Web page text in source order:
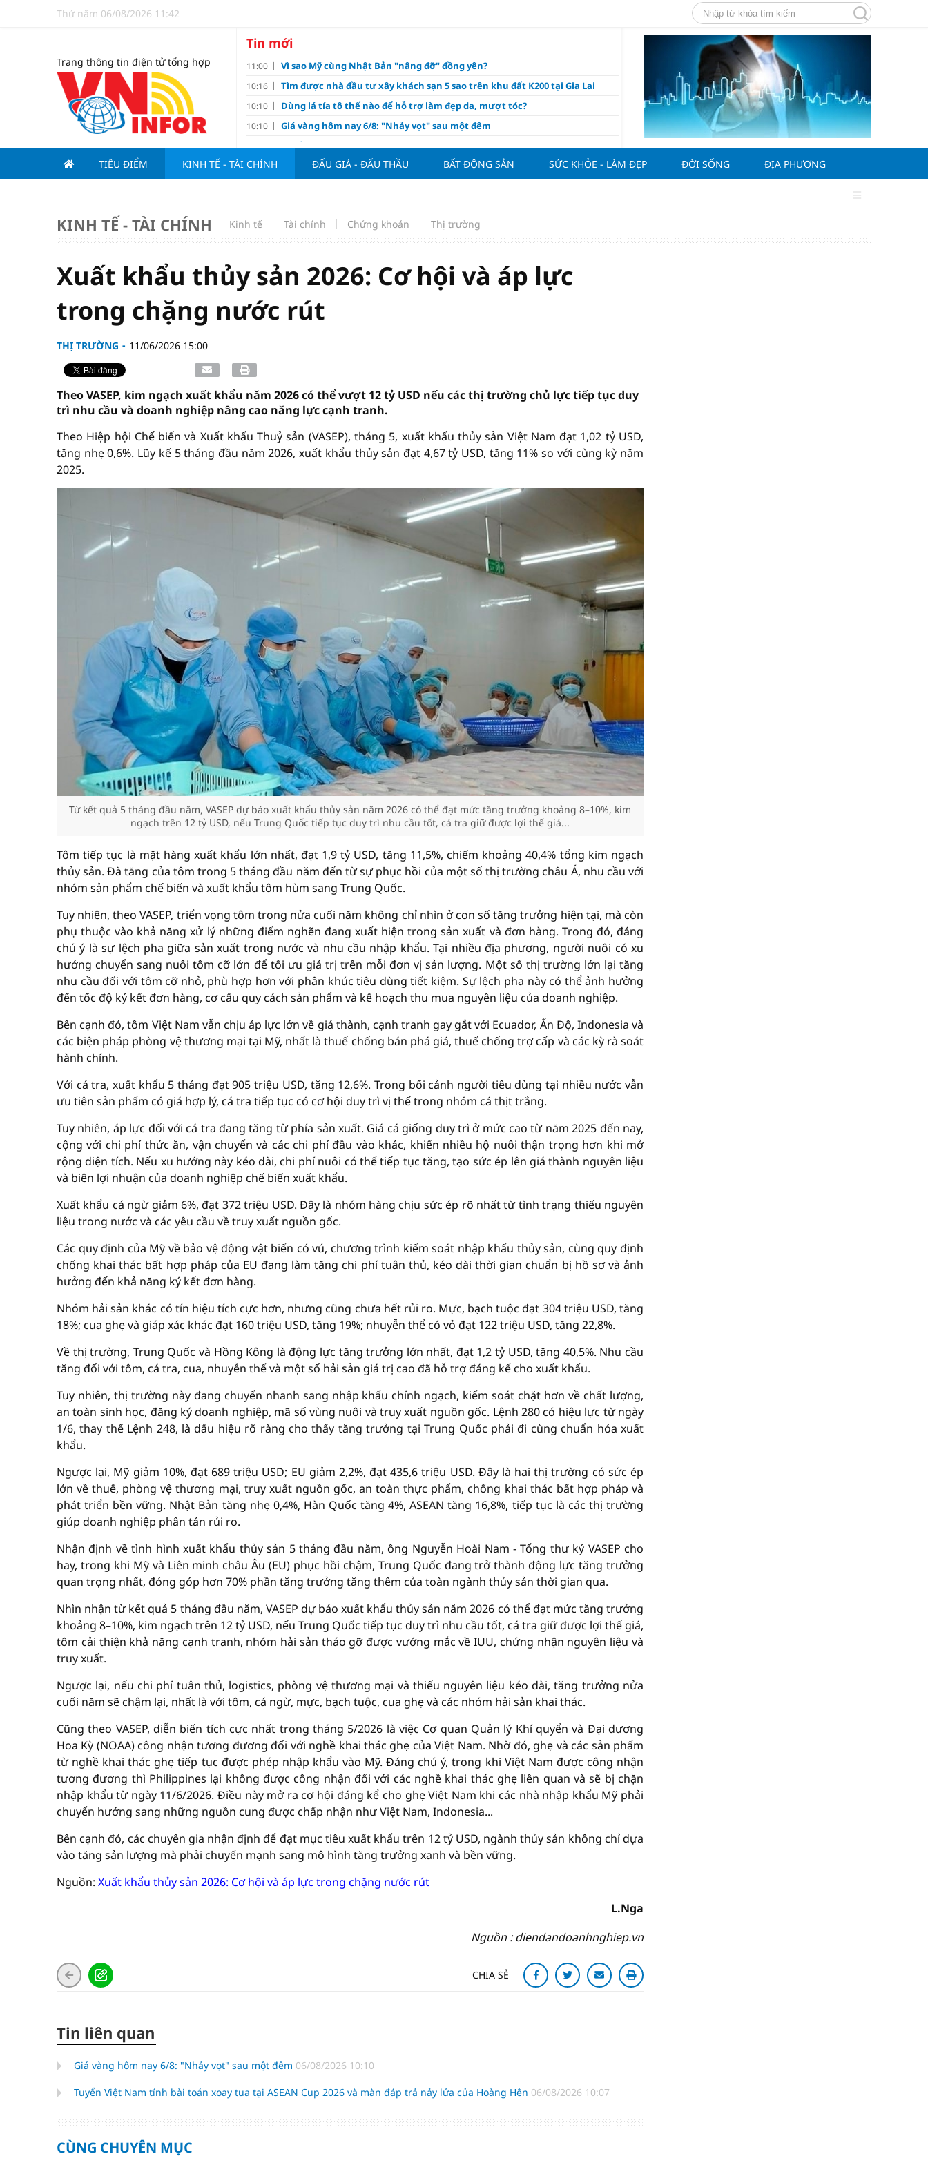
Thứ năm 06/08/2026 11:42
Trang thông tin điện tử tổng hợp
Tin mới
11:00 Vì sao Mỹ cùng Nhật Bản "nâng đỡ" đồng yên?
10:16 Tìm được nhà đầu tư xây khách sạn 5 sao trên khu đất K200 tại Gia Lai
10:10 Dùng lá tía tô thế nào để hỗ trợ làm đẹp da, mượt tóc?
10:10 Giá vàng hôm nay 6/8: "Nhảy vọt" sau một đêm
10:07
Tuyển Việt Nam tính bài toán xoay tua tại ASEAN Cup 2026 và màn đáp trả
nảy lửa của Hoàng Hên
09:15 Đề xuất đưa kim cương vào ngành nghề kinh doanh có điều kiện như vàng
07:15 Kim cương giảm giá sập sàn, chấp nhận lỗ nặng vẫn khó thoát hàng
07:00 Tiến độ giải ngân đầu tư công - xung lực cho tăng trưởng
cảm êm đẹp
TIÊU ĐIỂM KINH TẾ - TÀI CHÍNH ĐẤU GIÁ - ĐẤU THẦU BẤT ĐỘNG SẢN SỨC KHỎE - LÀM ĐẸP ĐỜI SỐNG ĐỊA PHƯƠNG
KINH TẾ - TÀI CHÍNH Kinh tế Tài chính Chứng khoán Thị trường
Xuất khẩu thủy sản 2026: Cơ hội và áp lực
trong chặng nước rút
THỊ TRƯỜNG 11/06/2026 15:00
Theo VASEP, kim ngạch xuất khẩu năm 2026 có thể vượt 12 tỷ USD nếu các thị trường chủ lực tiếp tục duy
trì nhu cầu và doanh nghiệp nâng cao năng lực cạnh tranh.
Theo Hiệp hội Chế biến và Xuất khẩu Thuỷ sản (VASEP), tháng 5, xuất khẩu thủy sản Việt Nam đạt 1,02 tỷ USD,
tăng nhẹ 0,6%. Lũy kế 5 tháng đầu năm 2026, xuất khẩu thủy sản đạt 4,67 tỷ USD, tăng 11% so với cùng kỳ năm
2025.
Từ kết quả 5 tháng đầu năm, VASEP dự báo xuất khẩu thủy sản năm 2026 có thể đạt mức tăng trưởng khoảng 8–10%, kim
ngạch trên 12 tỷ USD, nếu Trung Quốc tiếp tục duy trì nhu cầu tốt, cá tra giữ được lợi thế giá...
Tôm tiếp tục là mặt hàng xuất khẩu lớn nhất, đạt 1,9 tỷ USD, tăng 11,5%, chiếm khoảng 40,4% tổng kim ngạch
thủy sản. Đà tăng của tôm trong 5 tháng đầu năm đến từ sự phục hồi của một số thị trường châu Á, nhu cầu với
nhóm sản phẩm chế biến và xuất khẩu tôm hùm sang Trung Quốc.
Tuy nhiên, theo VASEP, triển vọng tôm trong nửa cuối năm không chỉ nhìn ở con số tăng trưởng hiện tại, mà còn
phụ thuộc vào khả năng xử lý những điểm nghẽn đang xuất hiện trong sản xuất và đơn hàng. Trong đó, đáng
chú ý là sự lệch pha giữa sản xuất trong nước và nhu cầu nhập khẩu. Tại nhiều địa phương, người nuôi có xu
hướng chuyển sang nuôi tôm cỡ lớn để tối ưu giá trị trên mỗi đơn vị sản lượng. Một số thị trường lớn lại tăng
nhu cầu đối với tôm cỡ nhỏ, phù hợp hơn với phân khúc tiêu dùng tiết kiệm. Sự lệch pha này có thể ảnh hưởng
đến tốc độ ký kết đơn hàng, cơ cấu quy cách sản phẩm và kế hoạch thu mua nguyên liệu của doanh nghiệp.
Bên cạnh đó, tôm Việt Nam vẫn chịu áp lực lớn về giá thành, cạnh tranh gay gắt với Ecuador, Ấn Độ, Indonesia và
các biện pháp phòng vệ thương mại tại Mỹ, nhất là thuế chống bán phá giá, thuế chống trợ cấp và các kỳ rà soát
hành chính.
Với cá tra, xuất khẩu 5 tháng đạt 905 triệu USD, tăng 12,6%. Trong bối cảnh người tiêu dùng tại nhiều nước vẫn
ưu tiên sản phẩm có giá hợp lý, cá tra tiếp tục có cơ hội duy trì vị thế trong nhóm cá thịt trắng.
Tuy nhiên, áp lực đối với cá tra đang tăng từ phía sản xuất. Giá cá giống duy trì ở mức cao từ năm 2025 đến nay,
cộng với chi phí thức ăn, vận chuyển và các chi phí đầu vào khác, khiến nhiều hộ nuôi thận trọng hơn khi mở
rộng diện tích. Nếu xu hướng này kéo dài, chi phí nuôi có thể tiếp tục tăng, tạo sức ép lên giá thành nguyên liệu
và biên lợi nhuận của doanh nghiệp chế biến xuất khẩu.
Xuất khẩu cá ngừ giảm 6%, đạt 372 triệu USD. Đây là nhóm hàng chịu sức ép rõ nhất từ tình trạng thiếu nguyên
liệu trong nước và các yêu cầu về truy xuất nguồn gốc.
Các quy định của Mỹ về bảo vệ động vật biển có vú, chương trình kiểm soát nhập khẩu thủy sản, cùng quy định
chống khai thác bất hợp pháp của EU đang làm tăng chi phí tuân thủ, kéo dài thời gian chuẩn bị hồ sơ và ảnh
hưởng đến khả năng ký kết đơn hàng.
Nhóm hải sản khác có tín hiệu tích cực hơn, nhưng cũng chưa hết rủi ro. Mực, bạch tuộc đạt 304 triệu USD, tăng
18%; cua ghẹ và giáp xác khác đạt 160 triệu USD, tăng 19%; nhuyễn thể có vỏ đạt 122 triệu USD, tăng 22,8%.
Về thị trường, Trung Quốc và Hồng Kông là động lực tăng trưởng lớn nhất, đạt 1,2 tỷ USD, tăng 40,5%. Nhu cầu
tăng đối với tôm, cá tra, cua, nhuyễn thể và một số hải sản giá trị cao đã hỗ trợ đáng kể cho xuất khẩu.
Tuy nhiên, thị trường này đang chuyển nhanh sang nhập khẩu chính ngạch, kiểm soát chặt hơn về chất lượng,
an toàn sinh học, đăng ký doanh nghiệp, mã số vùng nuôi và truy xuất nguồn gốc. Lệnh 280 có hiệu lực từ ngày
1/6, thay thế Lệnh 248, là dấu hiệu rõ ràng cho thấy tăng trưởng tại Trung Quốc phải đi cùng chuẩn hóa xuất
khẩu.
Ngược lại, Mỹ giảm 10%, đạt 689 triệu USD; EU giảm 2,2%, đạt 435,6 triệu USD. Đây là hai thị trường có sức ép
lớn về thuế, phòng vệ thương mại, truy xuất nguồn gốc, an toàn thực phẩm, chống khai thác bất hợp pháp và
phát triển bền vững. Nhật Bản tăng nhẹ 0,4%, Hàn Quốc tăng 4%, ASEAN tăng 16,8%, tiếp tục là các thị trường
giúp doanh nghiệp phân tán rủi ro.
Nhận định về tình hình xuất khẩu thủy sản 5 tháng đầu năm, ông Nguyễn Hoài Nam - Tổng thư ký VASEP cho
hay, trong khi Mỹ và Liên minh châu Âu (EU) phục hồi chậm, Trung Quốc đang trở thành động lực tăng trưởng
quan trọng nhất, đóng góp hơn 70% phần tăng trưởng tăng thêm của toàn ngành thủy sản thời gian qua.
Nhìn nhận từ kết quả 5 tháng đầu năm, VASEP dự báo xuất khẩu thủy sản năm 2026 có thể đạt mức tăng trưởng
khoảng 8–10%, kim ngạch trên 12 tỷ USD, nếu Trung Quốc tiếp tục duy trì nhu cầu tốt, cá tra giữ được lợi thế giá,
tôm cải thiện khả năng cạnh tranh, nhóm hải sản tháo gỡ được vướng mắc về IUU, chứng nhận nguyên liệu và
truy xuất.
Ngược lại, nếu chi phí tuân thủ, logistics, phòng vệ thương mại và thiếu nguyên liệu kéo dài, tăng trưởng nửa
cuối năm sẽ chậm lại, nhất là với tôm, cá ngừ, mực, bạch tuộc, cua ghẹ và các nhóm hải sản khai thác.
Cũng theo VASEP, diễn biến tích cực nhất trong tháng 5/2026 là việc Cơ quan Quản lý Khí quyển và Đại dương
Hoa Kỳ (NOAA) công nhận tương đương đối với nghề khai thác ghẹ của Việt Nam. Nhờ đó, ghẹ và các sản phẩm
từ nghề khai thác ghẹ tiếp tục được phép nhập khẩu vào Mỹ. Đáng chú ý, trong khi Việt Nam được công nhận
tương đương thì Philippines lại không được công nhận đối với các nghề khai thác ghẹ liên quan và sẽ bị chặn
nhập khẩu từ ngày 11/6/2026. Điều này mở ra cơ hội đáng kể cho ghẹ Việt Nam khi các nhà nhập khẩu Mỹ phải
chuyển hướng sang những nguồn cung được chấp nhận như Việt Nam, Indonesia...
Bên cạnh đó, các chuyên gia nhận định để đạt mục tiêu xuất khẩu trên 12 tỷ USD, ngành thủy sản không chỉ dựa
vào tăng sản lượng mà phải chuyển mạnh sang mô hình tăng trưởng xanh và bền vững.
Nguồn: Xuất khẩu thủy sản 2026: Cơ hội và áp lực trong chặng nước rút
L.Nga
Nguồn : diendandoanhnghiep.vn
CHIA SẺ
Tin liên quan
Giá vàng hôm nay 6/8: "Nhảy vọt" sau một đêm 06/08/2026 10:10
Tuyển Việt Nam tính bài toán xoay tua tại ASEAN Cup 2026 và màn đáp trả nảy lửa của Hoàng Hên 06/08/2026 10:07
CÙNG CHUYÊN MỤC